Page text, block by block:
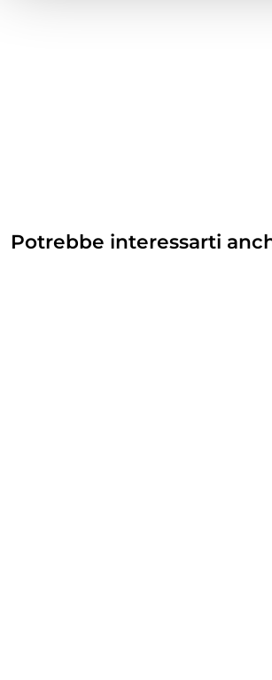
Potrebbe interessarti